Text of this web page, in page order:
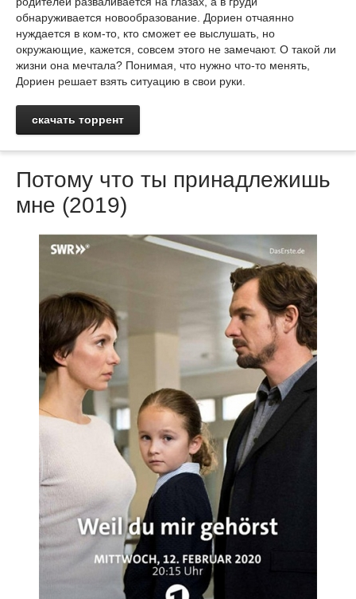
обнаруживается новообразование. Дориен отчаянно
нуждается в ком-то, кто сможет ее выслушать, но
окружающие, кажется, совсем этого не замечают. О такой ли
жизни она мечтала? Понимая, что нужно что-то менять,
Дориен решает взять ситуацию в свои руки.
скачать торрент
Потому что ты принадлежишь
мне (2019)